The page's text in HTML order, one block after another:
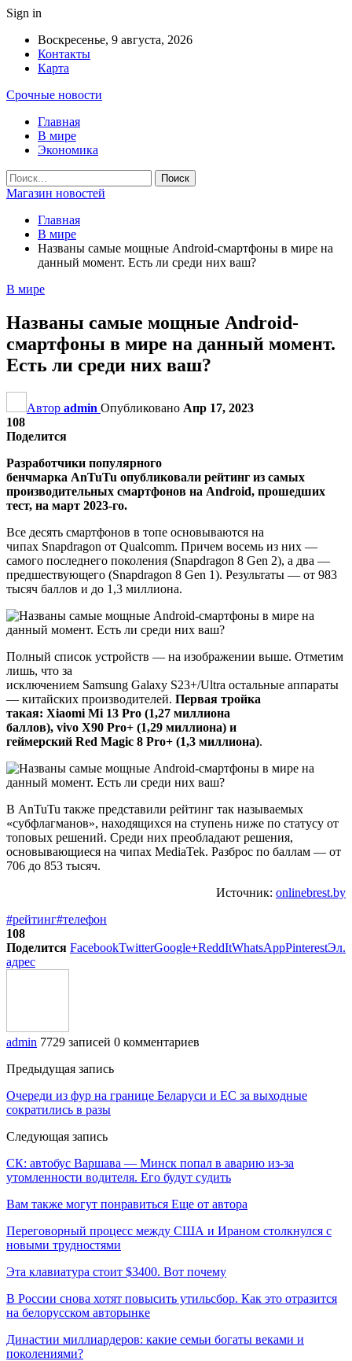
Sign in
Воскресенье, 9 августа, 2026
Контакты
Карта
Срочные новости
Главная
В мире
Экономика
Магазин новостей
Главная
В мире
Названы самые мощные Android-смартфоны в мире на
данный момент. Есть ли среди них ваш?
В мире
Названы самые мощные Android-
смартфоны в мире на данный момент.
Есть ли среди них ваш?
Автор admin Опубликовано Апр 17, 2023
108
Поделится
Разработчики популярного
бенчмарка AnTuTu опубликовали рейтинг из самых
производительных смартфонов на Android, прошедших
тест, на март 2023-го.
Все десять смартфонов в топе основываются на
чипах Snapdragon от Qualcomm. Причем восемь из них —
самого последнего поколения (Snapdragon 8 Gen 2), а два —
предшествующего (Snapdragon 8 Gen 1). Результаты — от 983
тысяч баллов и до 1,3 миллиона.
Полный список устройств — на изображении выше. Отметим
лишь, что за
исключением Samsung Galaxy S23+/Ultra остальные аппараты
— китайских производителей. Первая тройка
такая: Xiaomi Mi 13 Pro (1,27 миллиона
баллов), vivo X90 Pro+ (1,29 миллиона) и
геймерский Red Magic 8 Pro+ (1,3 миллиона).
В AnTuTu также представили рейтинг так называемых
«субфлагманов», находящихся на ступень ниже по статусу от
топовых решений. Среди них преобладают решения,
основывающиеся на чипах MediaTek. Разброс по баллам — от
706 до 853 тысяч.
Источник: onlinebrest.by
#рейтинг#телефон
108
Поделится FacebookTwitterGoogle+ReddItWhatsAppPinterestЭл.
адрес
admin 7729 записей 0 комментариев
Предыдущая запись
Очереди из фур на границе Беларуси и ЕС за выходные
сократились в разы
Следующая запись
СК: автобус Варшава — Минск попал в аварию из-за
утомленности водителя. Его будут судить
Вам также могут понравиться Еще от автора
Переговорный процесс между США и Ираном столкнулся с
новыми трудностями
Эта клавиатура стоит $3400. Вот почему
В России снова хотят повысить утильсбор. Как это отразится
на белорусском авторынке
Династии миллиардеров: какие семьи богаты веками и
поколениями?